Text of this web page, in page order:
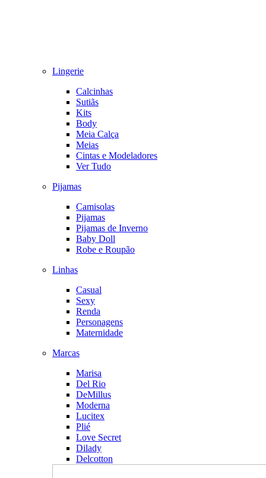
Lingerie
Calcinhas
Sutiãs
Kits
Body
Meia Calça
Meias
Cintas e Modeladores
Ver Tudo
Pijamas
Camisolas
Pijamas
Pijamas de Inverno
Baby Doll
Robe e Roupão
Linhas
Casual
Sexy
Renda
Personagens
Maternidade
Marcas
Marisa
Del Rio
DeMillus
Moderna
Lucitex
Plié
Love Secret
Dilady
Delcotton